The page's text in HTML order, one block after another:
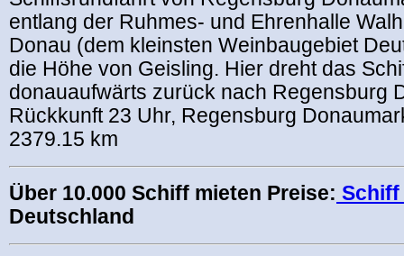
entlang der Ruhmes- und Ehrenhalle
Donau (dem kleinsten Weinbaugebiet
die Höhe von Geisling. Hier dreht das
donauaufwärts zurück nach Regensburg
Rückkunft 23 Uhr, Regensburg
2379.15 km
Über 10.000 Schiff mieten Preise: Schiff
Deutschland